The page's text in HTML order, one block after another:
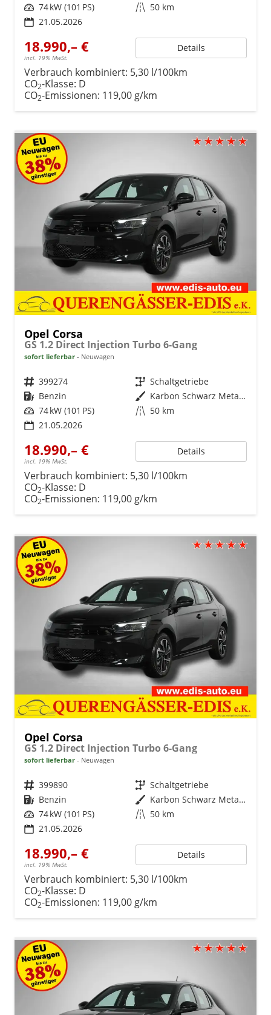
Leistung 74 kW (101 PS) Kilometerstand 50 km
21.05.2026
18.990,– €
incl. 19% MwSt.
Details
Verbrauch kombiniert: 5,30 l/100km
CO2-Klasse: D
CO2-Emissionen: 119,00 g/km
Opel Corsa
GS 1.2 Direct Injection Turbo 6-Gang
sofort lieferbar Neuwagen
Fahrzeugnr. 399274 Getriebe Schaltgetriebe
Kraftstoff Benzin Außenfarbe
Karbon Schwarz Metallic
Leistung 74 kW (101 PS) Kilometerstand 50 km
21.05.2026
18.990,– €
incl. 19% MwSt.
Details
Verbrauch kombiniert: 5,30 l/100km
CO2-Klasse: D
CO2-Emissionen: 119,00 g/km
Opel Corsa
GS 1.2 Direct Injection Turbo 6-Gang
sofort lieferbar Neuwagen
Fahrzeugnr. 399890 Getriebe Schaltgetriebe
Kraftstoff Benzin Außenfarbe
Karbon Schwarz Metallic
Leistung 74 kW (101 PS) Kilometerstand 50 km
21.05.2026
18.990,– €
incl. 19% MwSt.
Details
Verbrauch kombiniert: 5,30 l/100km
CO2-Klasse: D
CO2-Emissionen: 119,00 g/km